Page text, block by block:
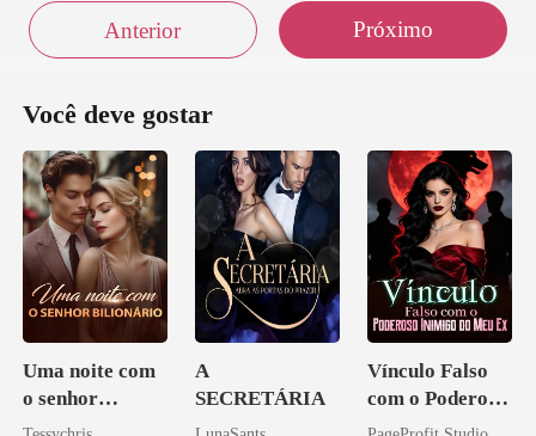
Anterior Próximo
Você deve gostar
Uma noite com
o senhor
Bilionário
A
SECRETÁRIA
Vínculo Falso
com o Poderoso
Inimigo do Meu